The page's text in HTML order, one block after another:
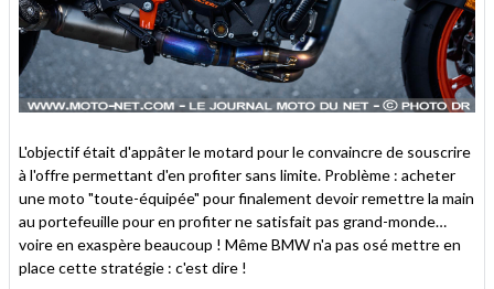
L'objectif était d'appâter le motard pour le convaincre de souscrire
à l'offre permettant d'en profiter sans limite. Problème : acheter
une moto "toute-équipée" pour finalement devoir remettre la main
au portefeuille pour en profiter ne satisfait pas grand-monde…
voire en exaspère beaucoup ! Même BMW n'a pas osé mettre en
place cette stratégie : c'est dire !